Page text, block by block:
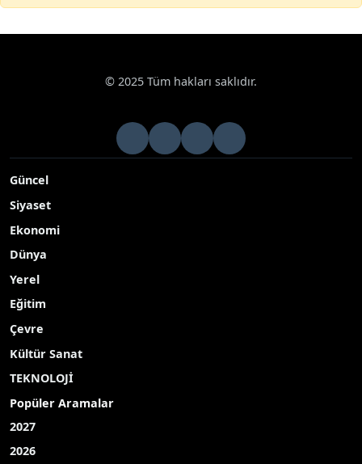
© 2025 Tüm hakları saklıdır.
Güncel
Siyaset
Ekonomi
Dünya
Yerel
Eğitim
Çevre
Kültür Sanat
TEKNOLOJİ
Popüler Aramalar
2027
2026